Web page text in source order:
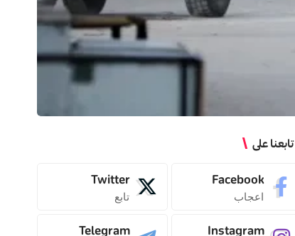
تابعنا على
Facebook
اعجاب
Twitter
تابع
Instagram
Telegram